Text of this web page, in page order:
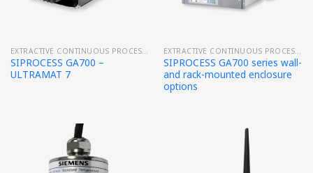
EXTRACTIVE CONTINUOUS PROCESS GAS ANALYTICS
SIPROCESS GA700 –
ULTRAMAT 7
EXTRACTIVE CONTINUOUS PROCESS GAS ANALYTICS
SIPROCESS GA700 series wall-
and rack-mounted enclosure
options